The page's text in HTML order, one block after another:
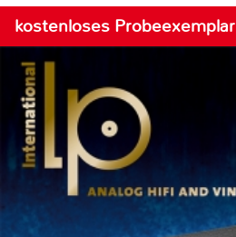
kostenloses Probeexemplar